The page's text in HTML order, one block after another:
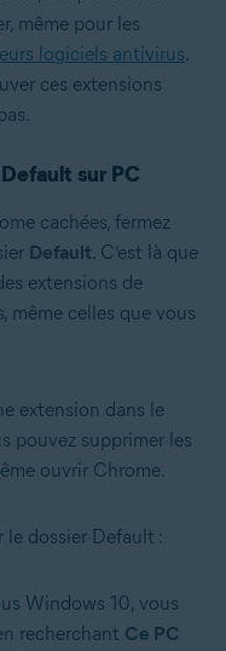
même pour les
logiciels antivirus.
ces extensions
sur PC
cachées, fermez
Default. C’est là que
extensions de
même celles que vous
extension dans le
pouvez supprimer les
ouvrir Chrome.
dossier Default :
Windows 10, vous
recherchant Ce PC